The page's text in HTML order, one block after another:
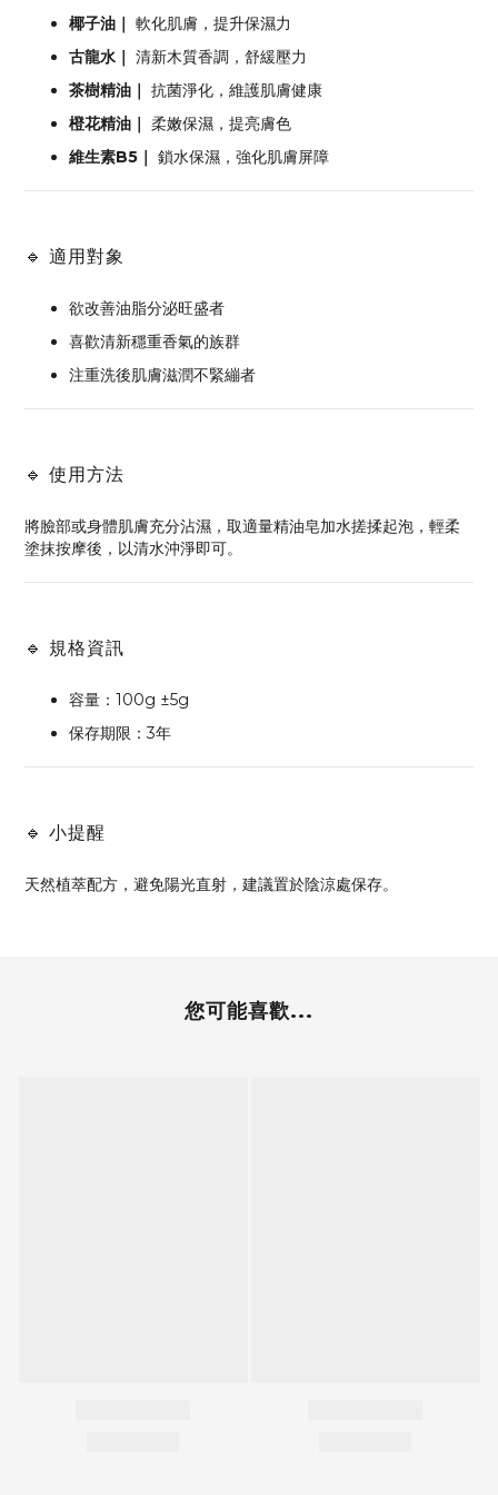
椰子油｜
軟化肌膚，提升保濕力
古龍水｜
清新木質香調，舒緩壓力
茶樹精油｜
抗菌淨化，維護肌膚健康
橙花精油｜
柔嫩保濕，提亮膚色
維生素B5｜
鎖水保濕，強化肌膚屏障
🔹 適用對象
欲改善油脂分泌旺盛者
喜歡清新穩重香氣的族群
注重洗後肌膚滋潤不緊繃者
🔹 使用方法
將臉部或身體肌膚充分沾濕，取適量精油皂加水搓揉起泡，輕柔
塗抹按摩後，以清水沖淨即可。
🔹 規格資訊
容量：100g ±5g
保存期限：3年
🔹 小提醒
天然植萃配方，避免陽光直射，建議置於陰涼處保存。
您可能喜歡...